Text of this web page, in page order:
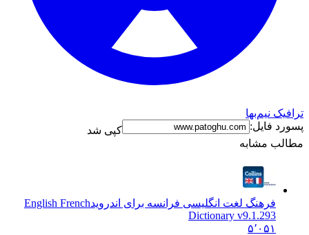
ترافیک نیم‌بها
پسورد فایل:
کپی شد
مطالب مشابه
فرهنگ لغت انگلیسی فرانسه برای اندرویدEnglish French
Dictionary v9.1.293
۵٬۰۵۱